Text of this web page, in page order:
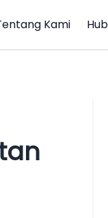
Kami